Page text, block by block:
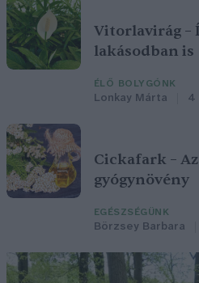
Vitorlavirág –
lakásodban is
ÉLŐ BOLYGÓNK
Lonkay Márta 4
Cickafark –
gyógynövény
EGÉSZSÉGÜNK
Börzsey Barbara